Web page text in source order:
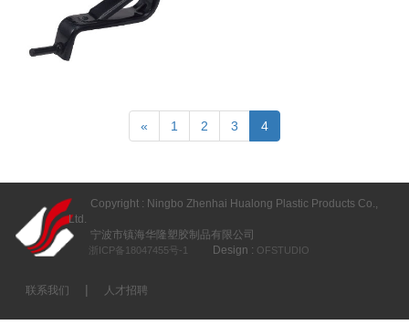
« 1 2 3 4
Copyright : Ningbo Zhenhai Hualong Plastic Products Co.,
Ltd.
宁波市镇海华隆塑胶制品有限公司
浙ICP备18047455号-1 Design : OFSTUDIO
联系我们 | 人才招聘